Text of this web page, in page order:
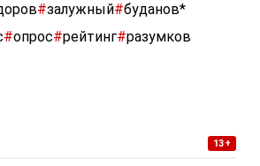
#залужный#буданов*
#опрос#рейтинг#разумков
13+